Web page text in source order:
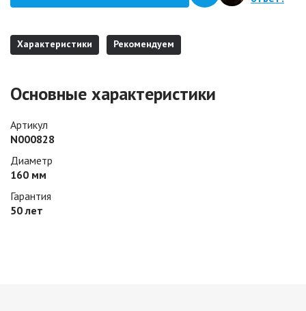
Характеристики Рекомендуем
Основные характеристики
Артикул
N000828
Диаметр
160 мм
Гарантия
50 лет